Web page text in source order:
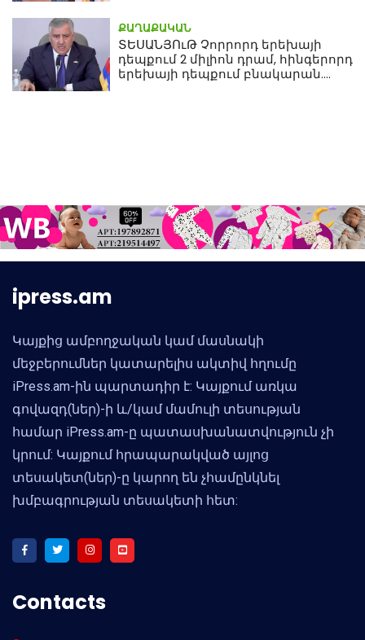
ՔԱՂԱՔԱԿԱՆ
ՏԵՍԱՆՅՈւԹ Չորրորդ երեխայի
դեպքում 2 միլիոն դրամ, հինգերորդ
երեխայի դեպքում բնակարան.
ipress.am
Կայքից ամբողջական կամ մասնակի
մեջբերումներ կատարելիս ակտիվ հղումը
iPress.am-ին պարտադիր է: Կայքում առկա
գովազդ(ներ)-ի և/կամ մամուլի տեսության
համար iPress.am-ը պատասխանատվություն չի
կրում: Կայքում հրապարակված այլոց
տեսակետ(ներ)-ը կարող են չհամընկնել
խմբագրության տեսակետի հետ:
Contacts